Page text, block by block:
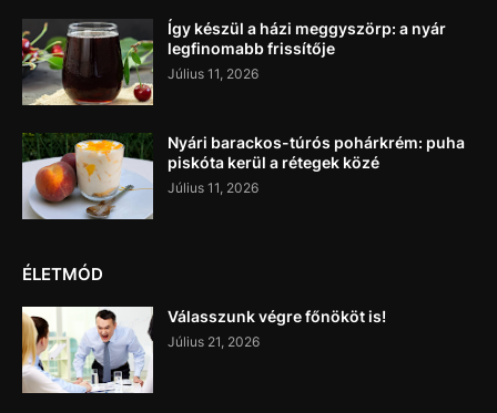
Így készül a házi meggyszörp: a nyár
legfinomabb frissítője
Július 11, 2026
Nyári barackos-túrós pohárkrém: puha
piskóta kerül a rétegek közé
Július 11, 2026
ÉLETMÓD
Válasszunk végre főnököt is!
Július 21, 2026